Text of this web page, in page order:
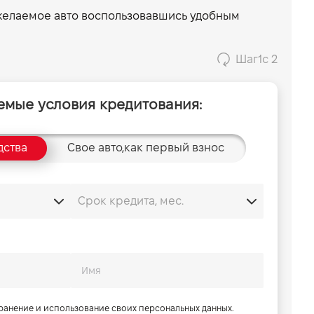
авто воспользовавшись удобным
Шаг1с 2
условия кредитования:
Свое авто,как первый взнос
и использование своих персональных данных.